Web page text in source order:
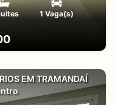
1 Vaga(s)
EM TRAMANDAÍ